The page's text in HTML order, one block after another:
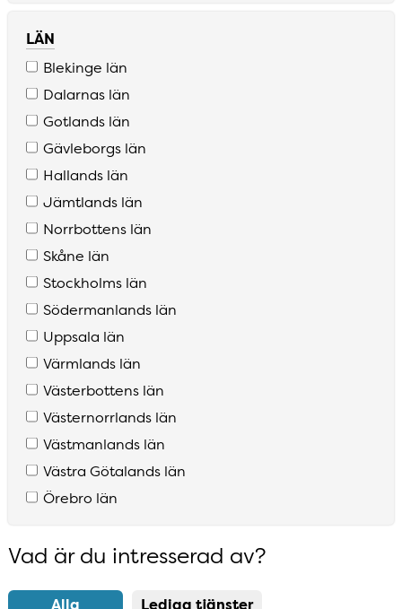
Resultatlista uppdaterad
Vad är du intresserad av?
Alla Lediga tjänster
LÄN
Blekinge län
Dalarnas län
Gotlands län
Gävleborgs län
Hallands län
Jämtlands län
Norrbottens län
Skåne län
Stockholms län
Södermanlands län
Uppsala län
Värmlands län
Västerbottens län
Västernorrlands län
Västmanlands län
Västra Götalands län
Örebro län